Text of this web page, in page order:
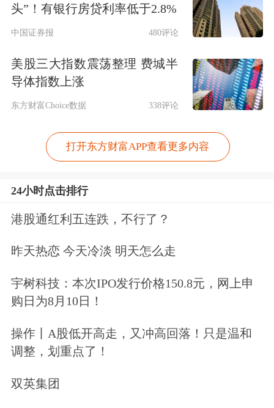
头”！有银行房贷利率低于2.8%
中国证券报 480评论
美股三大指数震荡整理 费城半
导体指数上涨
东方财富Choice数据 338评论
打开东方财富APP查看更多内容
24小时点击排行
港股通红利五连跌，不行了？
昨天热恋 今天冷淡 明天怎么走
宇树科技：本次IPO发行价格150.8元，网上申
购日为8月10日！
操作丨A股低开高走，又冲高回落！只是温和
调整，划重点了！
双英集团